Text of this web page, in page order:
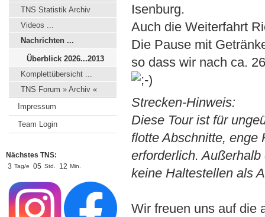
TNS Statistik Archiv
Videos ...
Nachrichten ...
Überblick 2026...2013
Komplettübersicht ...
TNS Forum » Archiv «
Impressum
Team Login
Nächstes TNS:
3 Tag/e 05 Std. 12 Min.
Isenburg.
Auch die Weiterfahrt
Die Pause mit
so dass wir nach ca.
Strecken-Hinweis:
Diese Tour ist für
flotte Abschnitte, enge
erforderlich.
keine Haltestellen als
Wir freuen uns auf die